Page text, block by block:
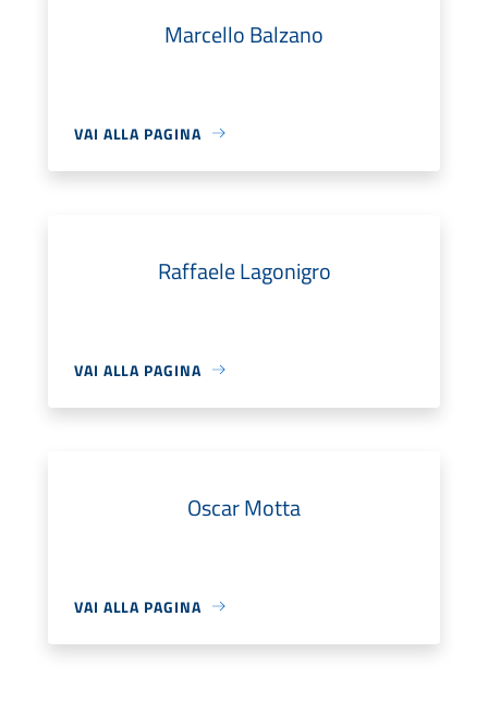
Marcello Balzano
VAI ALLA PAGINA
Raffaele Lagonigro
VAI ALLA PAGINA
Oscar Motta
VAI ALLA PAGINA